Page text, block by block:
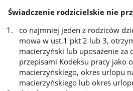
Świadczenie rodzicielskie nie
co najmniej jeden z rodziców
mowa w ust.1 pkt 2 lub 3,
macierzyński lub uposażenie za
przepisami Kodeksu pracy jako
macierzyńskiego, okres urlopu
macierzyńskiego lub okres